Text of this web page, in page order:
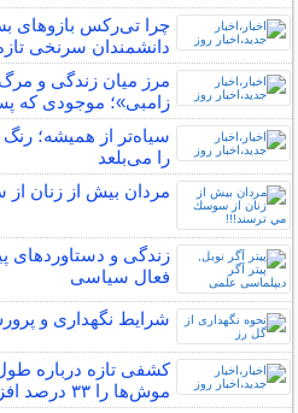
چرا تی‌رکس بازوهای
دانشمندان سرنخی تازه
مرز میان زندگی و
زامبی»؛ موجودی که
را می‌بلعد
مردان بيش از زنان
زندگی و دستاوردهای
فعال سیاسی
شرایط نگهداری و
کشفی تازه درباره
موش‌ها را ۳۳ درصد افزایش دادند